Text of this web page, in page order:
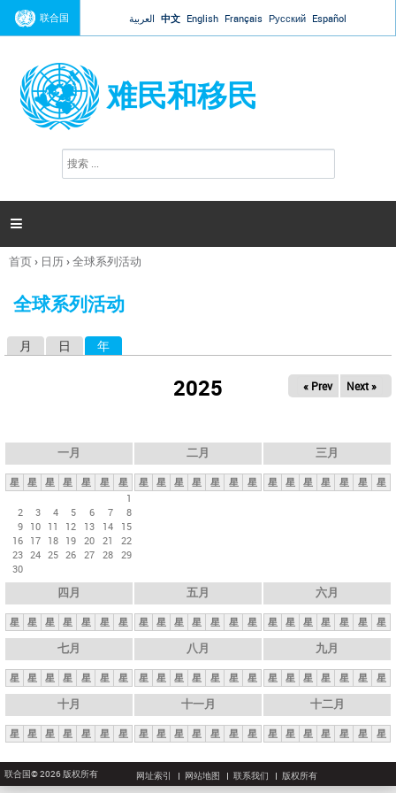
Jump to navigation
联合国 العربية 中文 English Français Русский Español
难民和移民
搜
索

你
这
首页› 日历›全球系列活动
全球系列活动
月 日 年
2025 « Prev Next »
一月
星 星 星 星 星 星
星
1
2
3 4 5 6 7
8
9 10 11 12 13 14
15
16 17 18 19 20 21
22
23 24 25 26 27 28 29
30
二月
星 星 星 星 星 星 星
三月
星 星 星 星 星 星 星
四月
星 星 星 星 星 星 星
五月
星 星 星 星 星 星 星
六月
星 星 星 星 星 星 星
七月
星 星 星 星 星 星 星
八月
星 星 星 星 星 星 星
九月
星 星 星 星 星 星 星
十月
星 星 星 星 星 星 星
十一月
星 星 星 星 星 星 星
十二月
星 星 星 星 星 星 星
联合国© 2026 版权所有 网址索引 网站地图 联系我们 版权所有